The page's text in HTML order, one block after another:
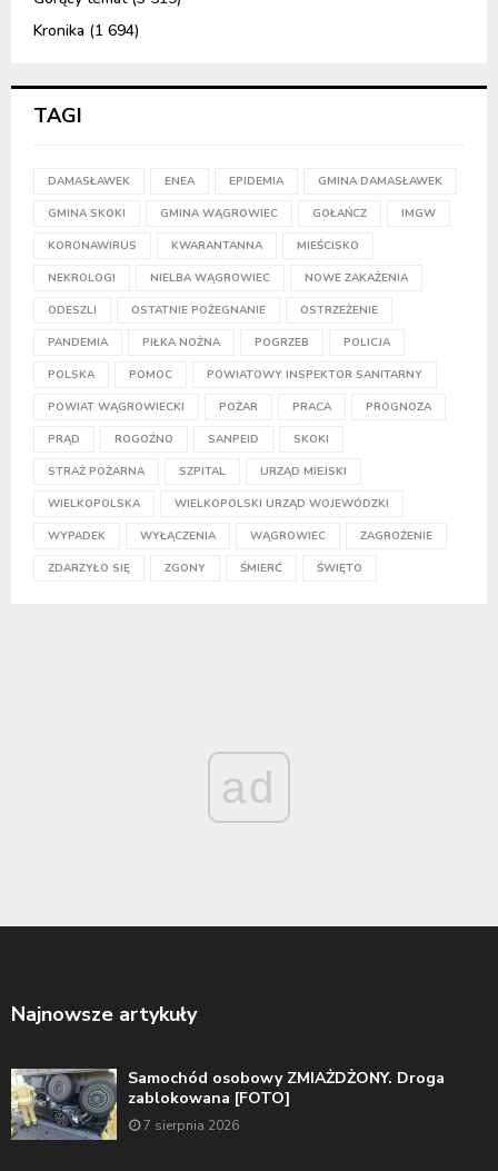
Kronika (1 694)
TAGI
DAMASŁAWEK ENEA EPIDEMIA GMINA DAMASŁAWEK
GMINA SKOKI GMINA WĄGROWIEC GOŁAŃCZ IMGW
KORONAWIRUS KWARANTANNA MIEŚCISKO
NEKROLOGI NIELBA WĄGROWIEC NOWE ZAKAŻENIA
ODESZLI OSTATNIE POŻEGNANIE OSTRZEŻENIE
PANDEMIA PIŁKA NOŻNA POGRZEB POLICJA
POLSKA POMOC POWIATOWY INSPEKTOR SANITARNY
POWIAT WĄGROWIECKI POŻAR PRACA PROGNOZA
PRĄD ROGOŹNO SANPEID SKOKI
STRAŻ POŻARNA SZPITAL URZĄD MIEJSKI
WIELKOPOLSKA WIELKOPOLSKI URZĄD WOJEWÓDZKI
WYPADEK WYŁĄCZENIA WĄGROWIEC ZAGROŻENIE
ZDARZYŁO SIĘ ZGONY ŚMIERĆ ŚWIĘTO
ad
Najnowsze artykuły
Samochód osobowy ZMIAŻDŻONY. Droga
zablokowana [FOTO]
7 sierpnia 2026